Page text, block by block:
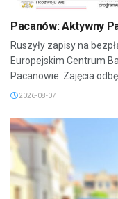
Pacanów: Aktywny
Ruszyły zapisy na
Europejskim Centrum
Pacanowie. Zajęcia
2026-08-07